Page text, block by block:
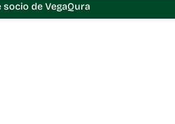
socio de VegaQura